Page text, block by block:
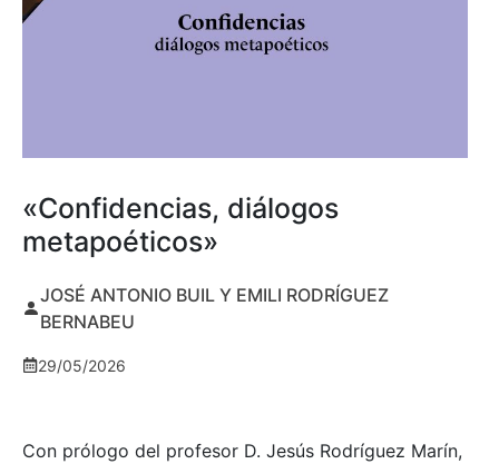
«Confidencias, diálogos
metapoéticos»
JOSÉ ANTONIO BUIL Y EMILI RODRÍGUEZ
BERNABEU
29/05/2026
Con prólogo del profesor D. Jesús Rodríguez Marín,